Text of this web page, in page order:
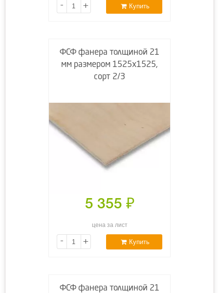
- + Купить
ФСФ фанера толщиной 21
мм размером 1525x1525,
сорт 2/3
5 355 ₽
цена за лист
- + Купить
ФСФ фанера толщиной 21